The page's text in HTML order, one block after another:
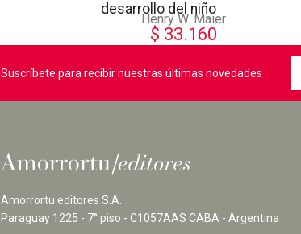
desarrollo del niño
Henry W. Maier
$ 33.160
Suscríbete para recibir nuestras últimas novedades
Amorrortu editores S.A.
Paraguay 1225 - 7° piso - C1057AAS CABA - Argentina